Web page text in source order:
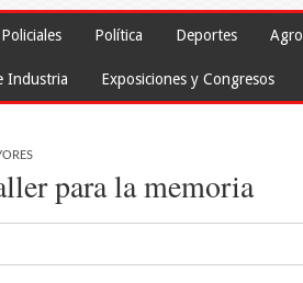
Policiales Política Deportes Agro
Industria Exposiciones y Congresos
para la memoria